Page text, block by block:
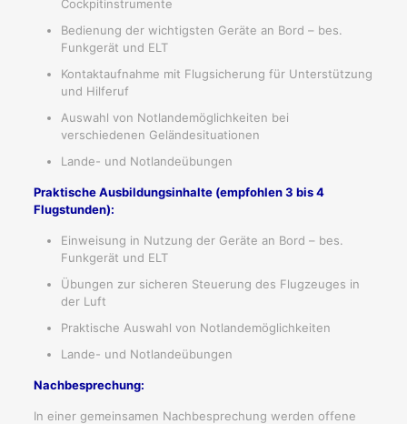
Cockpitinstrumente
Bedienung der wichtigsten Geräte an Bord – bes.
Funkgerät und ELT
Kontaktaufnahme mit Flugsicherung für Unterstützung
und Hilferuf
Auswahl von Notlandemöglichkeiten bei
verschiedenen Geländesituationen
Lande- und Notlandeübungen
Praktische Ausbildungsinhalte (empfohlen 3 bis 4
Flugstunden):
Einweisung in Nutzung der Geräte an Bord – bes.
Funkgerät und ELT
Übungen zur sicheren Steuerung des Flugzeuges in
der Luft
Praktische Auswahl von Notlandemöglichkeiten
Lande- und Notlandeübungen
Nachbesprechung:
In einer gemeinsamen Nachbesprechung werden offene